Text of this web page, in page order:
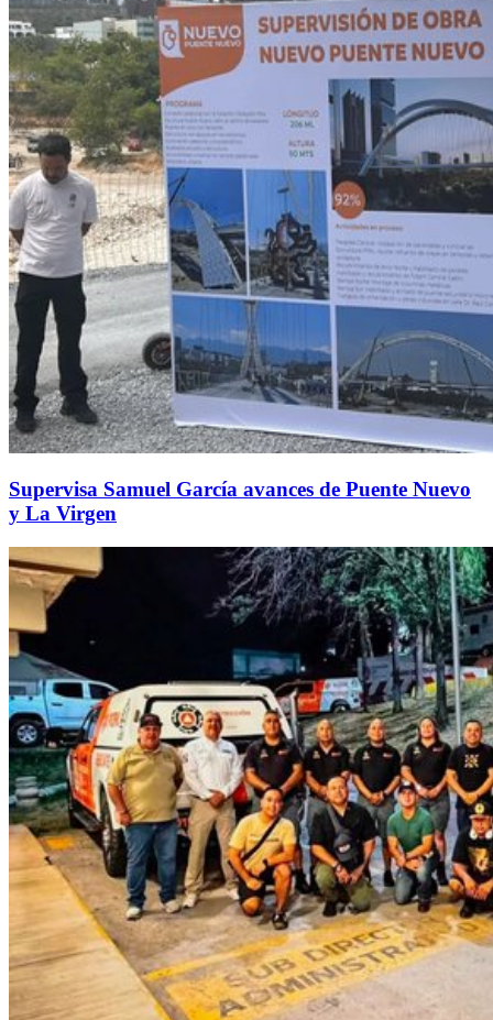
Supervisa Samuel García avances de Puente Nuevo
y La Virgen